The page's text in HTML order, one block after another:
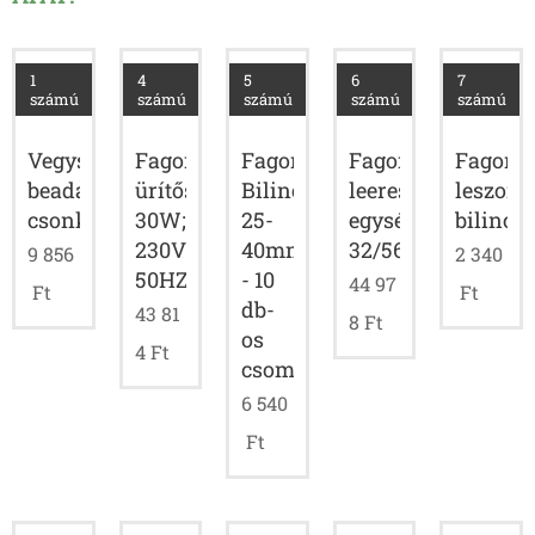
Vegyszer
beadagoló
csonk
1
számú
9 856
Ft
Fagor
ürítőszivattyú;
30W;
230V;
50HZ
4
számú
43 81
4Ft
Fagor
Bilincs
25-
40mm
- 10
db-
os
csomag
5
számú
6 540
Ft
Fagor
leeresztő
egység;
32/56mm
6
számú
44 97
8 Ft
Fagor
bilincs
7
számú
2 340
Ft